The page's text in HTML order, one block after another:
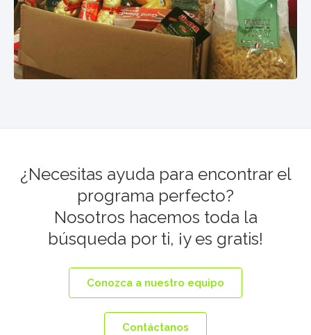
¿Necesitas ayuda para encontrar el
programa perfecto?
Nosotros hacemos toda la
búsqueda por ti, ¡y es gratis!
Conozca a nuestro equipo
Contáctanos